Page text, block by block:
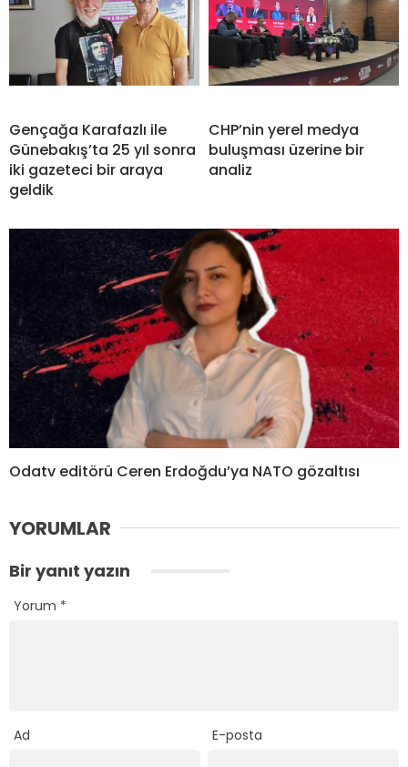
Gençağa Karafazlı ile
Günebakış’ta 25 yıl sonra
iki gazeteci bir araya
geldik
CHP’nin yerel medya
buluşması üzerine bir
analiz
Odatv editörü Ceren Erdoğdu’ya NATO gözaltısı
YORUMLAR
Bir yanıt yazın
Yorum *
Ad E-posta